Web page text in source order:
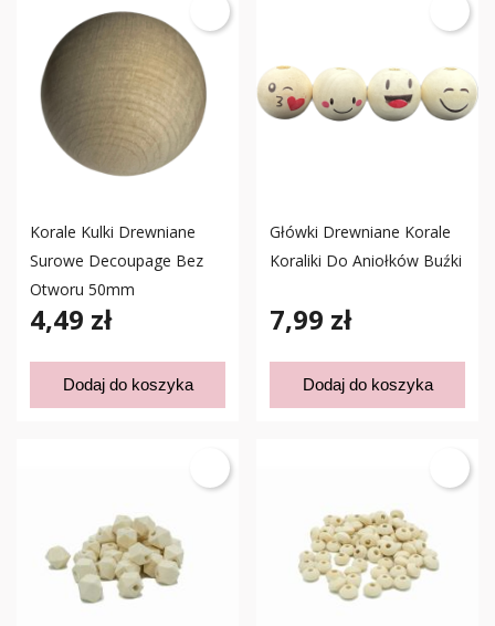
Korale Kulki Drewniane
Surowe Decoupage Bez
Otworu 50mm
4,49 zł
Dodaj do koszyka
Główki Drewniane Korale
Koraliki Do Aniołków Buźki
7,99 zł
Dodaj do koszyka